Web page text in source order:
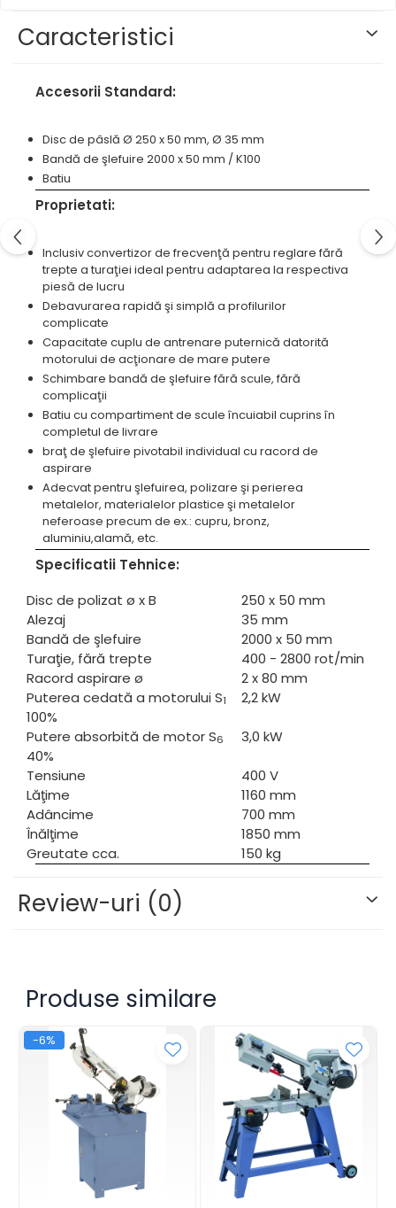
Masini electrice de filetat
Exhaustor pentru aschii metal
magnetica
Instrumente de tăiere diferite
carbura
Panze de taiere cu banda
verticala
Panze de taiere metal pentru
Roti de lustruit
Standuri pentru ferăstraie cu
bandă
Standuri pentru mașini de găurit
și frezat
Standuri pentru mașini de
șlefuit
Standuri pentru strunguri metal
Unelte striere
Standuri universale
Caracteristici
Accesorii Standard:
Disc de pâslă Ø 250 x 50 mm, Ø 35 mm
Bandă de şlefuire 2000 x 50 mm / K100
Batiu
Proprietati:
Inclusiv convertizor de frecvenţă pentru reglare fără
trepte a turaţiei ideal pentru adaptarea la respectiva
piesă de lucru
Debavurarea rapidă şi simplă a profilurilor
complicate
Capacitate cuplu de antrenare puternică datorită
motorului de acţionare de mare putere
Schimbare bandă de şlefuire fără scule, fără
complicaţii
Batiu cu compartiment de scule încuiabil cuprins în
completul de livrare
braţ de şlefuire pivotabil individual cu racord de
aspirare
Adecvat pentru şlefuirea, polizare şi perierea
metalelor, materialelor plastice şi metalelor
neferoase precum de ex.: cupru, bronz,
aluminiu,alamă, etc.
Specificatii Tehnice:
Disc de polizat ø x B
250 x 50 mm
Alezaj
35 mm
Bandă de şlefuire
2000 x 50 mm
Turaţie, fără trepte
400 - 2800 rot/min
Racord aspirare ø
2 x 80 mm
Puterea cedată a motorului S1
100%
2,2 kW
Putere absorbită de motor S6
40%
3,0 kW
Tensiune
400 V
Lăţime
1160 mm
Adâncime
700 mm
Înălţime
1850 mm
Greutate cca.
150 kg
Review-uri (0)
Produse similare
-6%